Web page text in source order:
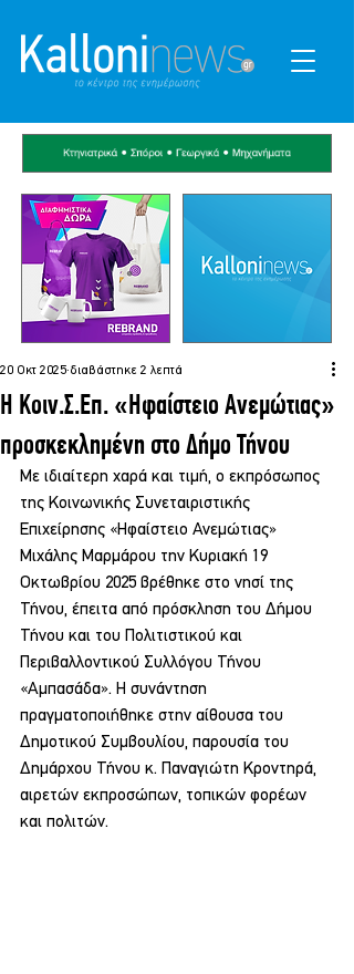
Η Κοιν.Σ.Επ. «Ηφαίστειο Ανεμώτιας»
προσκεκλημένη στο Δήμο Τήνου
20 Οκτ 2025 διαβάστηκε 2 λεπτά
Με ιδιαίτερη χαρά και τιμή, ο εκπρόσωπος
της Κοινωνικής Συνεταιριστικής
Επιχείρησης «Ηφαίστειο Ανεμώτιας»
Μιχάλης Μαρμάρου την Κυριακή 19
Οκτωβρίου 2025 βρέθηκε στο νησί της
Τήνου, έπειτα από πρόσκληση του Δήμου
Τήνου και του Πολιτιστικού και
Περιβαλλοντικού Συλλόγου Τήνου
«Αμπασάδα». Η συνάντηση
πραγματοποιήθηκε στην αίθουσα του
Δημοτικού Συμβουλίου, παρουσία του
Δημάρχου Τήνου κ. Παναγιώτη Κροντηρά,
αιρετών εκπροσώπων, τοπικών φορέων
και πολιτών.